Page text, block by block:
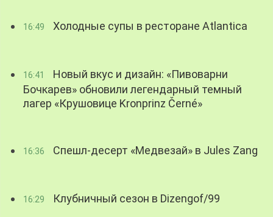
16:49 Холодные супы в ресторане Atlantica
16:41
Новый вкус и дизайн: «Пивоварни
Бочкарев» обновили легендарный темный
лагер «Крушовице Kronprinz Černé»
16:36 Спешл-десерт «Медвезай» в Jules Zang
16:29 Клубничный сезон в Dizengof/99